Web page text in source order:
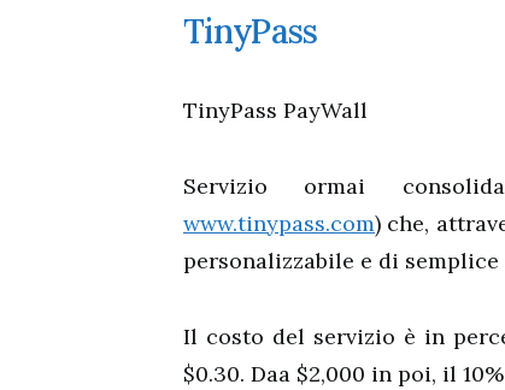
TinyPass
TinyPass PayWall
Servizio ormai
www.tinypass.com) che,
personalizzabile e di
Il costo del servizio è in
$0.30. Daa $2,000 in poi, il